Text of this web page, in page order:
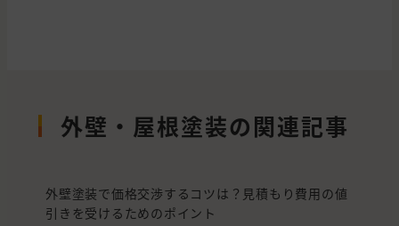
外壁・屋根塗装の関連記事
外壁塗装で価格交渉するコツは？見積もり費用の値
引きを受けるためのポイント